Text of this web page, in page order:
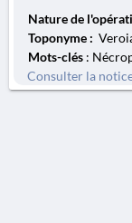
Nature de
Toponyme :
Mots-clés :
Consulter la